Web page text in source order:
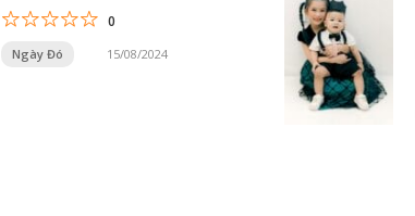
0
Ngày Đó 15/08/2024